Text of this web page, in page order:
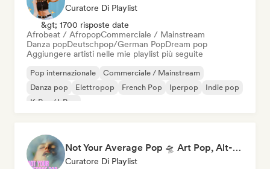
Curatore Di Playlist
&gt; 1700 risposte date
Afrobeat / AfropopCommerciale / Mainstream
Danza popDeutschpop/German PopDream pop
Aggiungere artisti nelle mie playlist più seguite
Pop internazionale
Commerciale / Mainstream
Danza pop
Elettropop French Pop Iperpop
Indie pop
K-Pop/J-Pop
Not Your Average Pop 🛸 Art Pop, Alt-Pop & Indie Pop
Curatore Di Playlist